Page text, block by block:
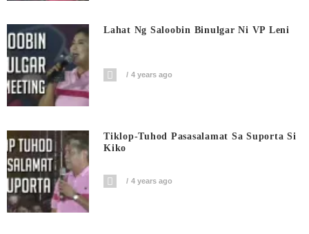
Lahat Ng Saloobin Binulgar Ni VP Leni
4 years ago
Tiklop-Tuhod Pasasalamat Sa Suporta Si
Kiko
4 years ago